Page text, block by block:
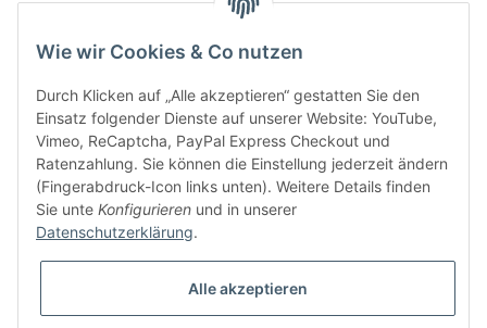
Bitte senden Sie mir entsprechend IhrerDatenschutzerklärungregelmäßig und
jederzeit widerruflich Informationen zu Ihrem Produktsortiment per E-Mail zu.
Wie wir Cookies & Co nutzen
Durch Klicken auf „Alle akzeptieren“ gestatten Sie den
Einsatz folgender Dienste auf unserer Website: YouTube,
Vimeo, ReCaptcha, PayPal Express Checkout und
Ratenzahlung. Sie können die Einstellung jederzeit ändern
(Fingerabdruck-Icon links unten). Weitere Details finden
Sie unte Konfigurieren und in unserer
Datenschutzerklärung.
Alle akzeptieren